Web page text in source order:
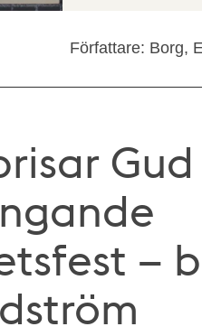
Författare: Borg,
–